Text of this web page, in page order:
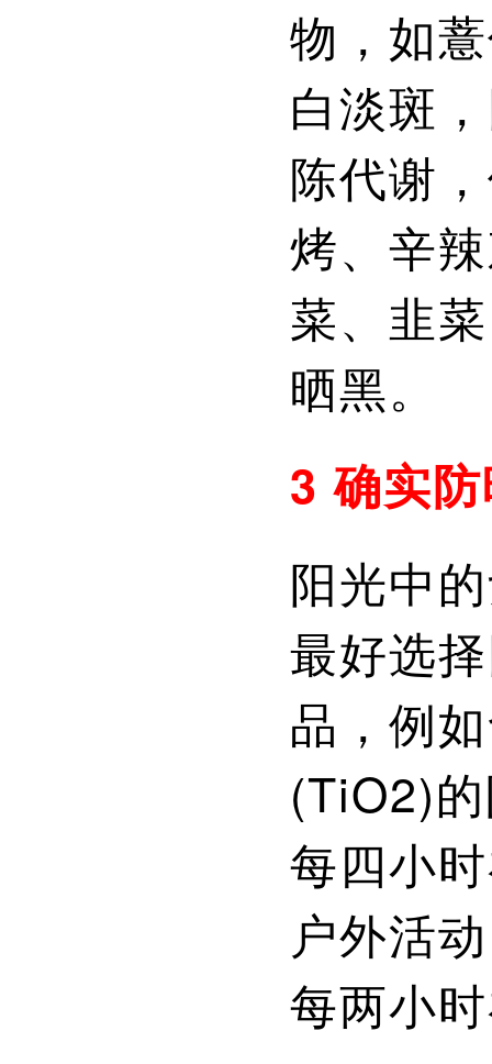
物，如
白淡斑
陈代谢
烤、辛
菜、韭
晒黑。
3 确实
阳光中
最好选
品，例
(TiO2)
每四小
户外活
每两小